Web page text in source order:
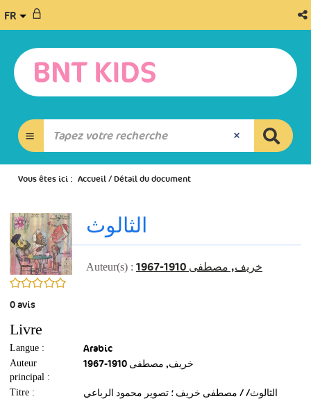
FR
Vous êtes ici : Accueil/Détail du document
0/5
0avis
الثالوث
Auteur(s) : خريف, مصطفى 1910-1967
Livre
Langue : Arabic
Auteur
principal :
خريف, مصطفى 1910-1967
Titre : الثالوث/ / مصطفى خريف ؛ تصوير محمود الرباعي